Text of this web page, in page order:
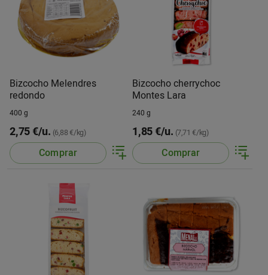
Bizcocho Melendres
redondo
400 g
2,75 €/u. (6,88 €/kg)
Comprar
Bizcocho cherrychoc
Montes Lara
240 g
1,85 €/u. (7,71 €/kg)
Comprar